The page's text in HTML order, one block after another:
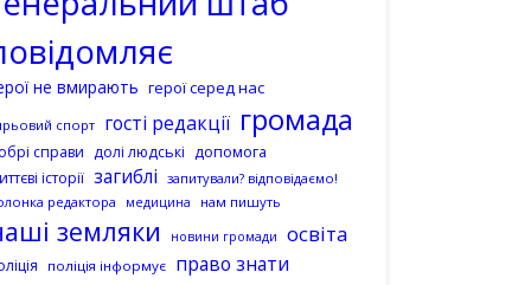
не вмирають герої серед нас
спорт гості редакції громада
справи долі людські допомога
історії загиблі запитували? відповідаємо!
редактора
медицина нам пишуть
земляки новини громади освіта
поліція інформує право знати